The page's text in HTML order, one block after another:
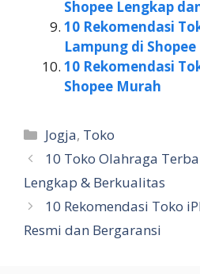
Shopee Lengkap
10 Rekomendasi
Lampung di
10 Rekomendasi
Shopee Murah
Kategori
Jogja, Toko
10 Toko Olahraga
Lengkap & Berkualitas
10 Rekomendasi Toko
Resmi dan Bergaransi